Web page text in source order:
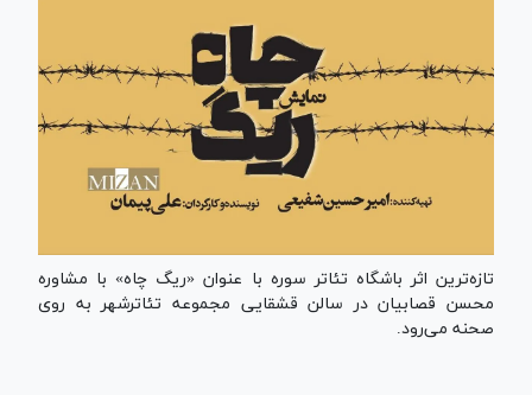
تازه‌ترین اثر باشگاه تئاتر سوره با عنوان «ریگ چاه» با مشاوره
محسن قصابیان در سالن قشقایی مجموعه تئاترشهر به روی
صحنه می‌رود.